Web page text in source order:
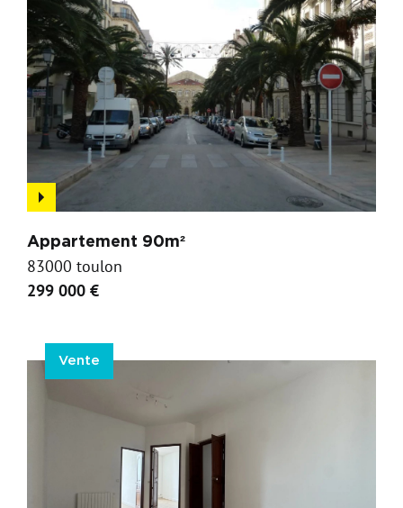
Appartement 90m²
83000 toulon
299 000 €
Vente